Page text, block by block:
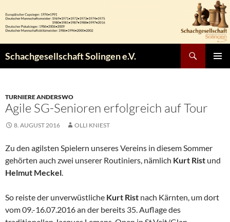
Inhalt
springen
Schachgesellschaft Solingen e.V.
TURNIERE ANDERSWO
Agile SG-Senioren erfolgreich auf Tour
8. AUGUST 2016 OLLI KNIEST
Zu den agilsten Spielern unseres Vereins in diesem Sommer
gehörten auch zwei unserer Routiniers, nämlich Kurt Rist und
Helmut Meckel.
So reiste der unverwüstliche Kurt Rist nach Kärnten, um dort
vom 09.-16.07.2016 an der bereits 35. Auflage des